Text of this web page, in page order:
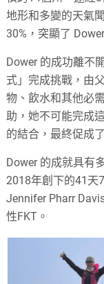
地形和多變的天氣
30%，突顯了
Dower 的成功離不
式」完成挑戰，由
物、飲水和其他必
助，她不可能完成
的結合，最終促成
Dower 的成就具有
2018年創下的41天
Jennifer Pharr
性FKT。